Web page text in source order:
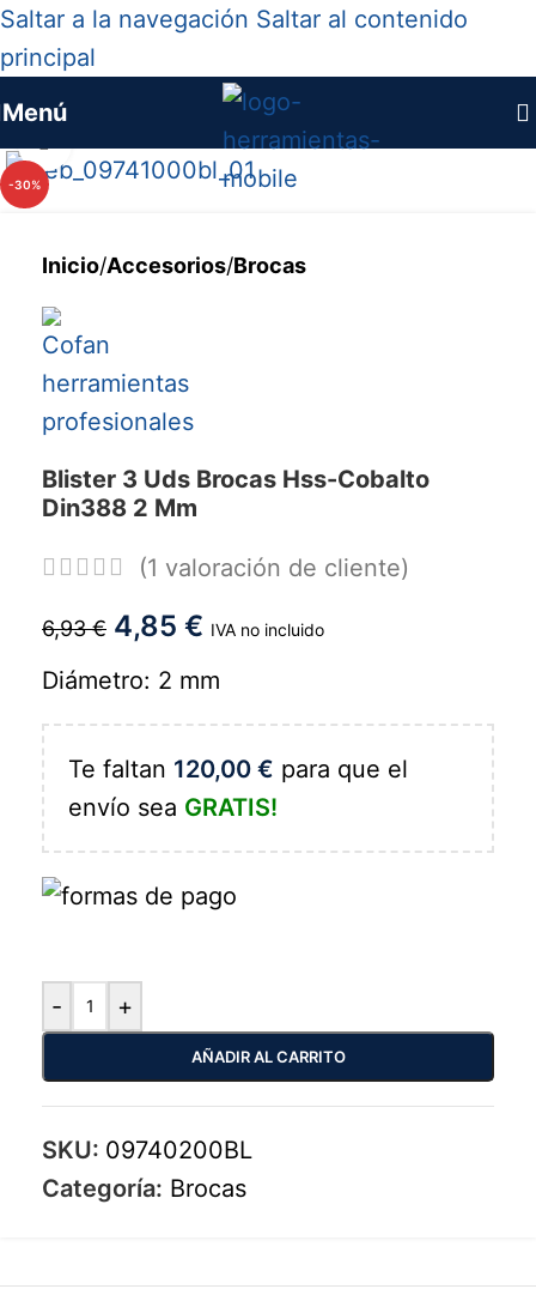
Saltar a la navegación Saltar al contenido
principal
Menú
-30%
Haga clic para ampliar
Inicio/Accesorios/Brocas
Blister 3 Uds Brocas Hss-Cobalto
Din388 2 Mm
(1 valoración de cliente)
6,93€ 4,85 € IVA no incluido
Diámetro: 2 mm
Te faltan 120,00 € para que el
envío sea GRATIS!
- +
AÑADIR AL CARRITO
SKU: 09740200BL
Categoría: Brocas